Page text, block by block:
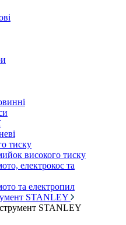
тиску
високого тиску
електрокос та
та електропил
STANLEY
STANLEY